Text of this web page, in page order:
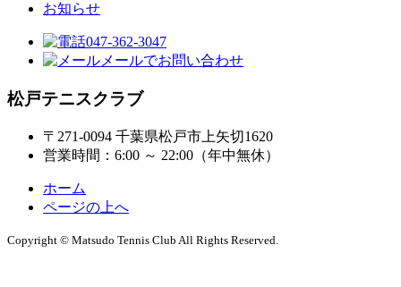
お知らせ
047-362-3047
メールでお問い合わせ
松戸テニスクラブ
〒271-0094 千葉県松戸市上矢切1620
営業時間：6:00 ～ 22:00（年中無休）
ホーム
ページの上へ
Copyright © Matsudo Tennis Club All Rights Reserved.